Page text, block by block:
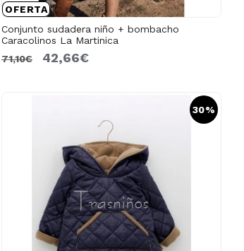
OFERTA
Conjunto sudadera niño + bombacho
Caracolinos La Martinica
71,10€
42,66€
30%